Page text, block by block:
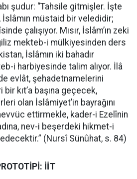
şudur: “Tahsile gitmişler. İşte
müstaid bir veledidir;
çalışıyor. Mısır, İslâm’ın zeki
mekteb-i mülkiyesinden ders
İslâmın iki bahadır
i harbiyesinde talim alıyor. İlâ
evlât, şehadetnamelerini
kıt’a başına geçecek,
olan İslâmiyet’in bayrağını
ettirmekle, kader-i Ezelînin
nev-i beşerdeki hikmet-i
edecektir.” (Nursî Sünûhat, s. 84)
İİT